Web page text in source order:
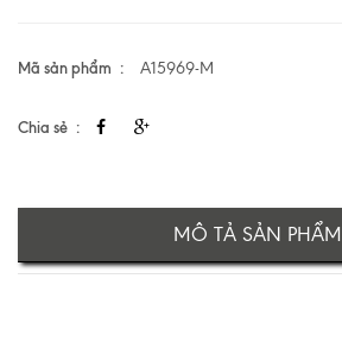
Mã sản phẩm A15969-M
Chia sẻ
MÔ TẢ SẢN PHẨM